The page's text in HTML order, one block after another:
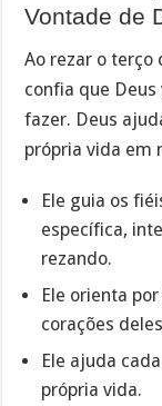
Vontade de
Ao rezar o terço
confia que
fazer. Deus
própria vida em
Ele guia os
específica,
rezando.
Ele orienta
corações
Ele ajuda
própria vida.